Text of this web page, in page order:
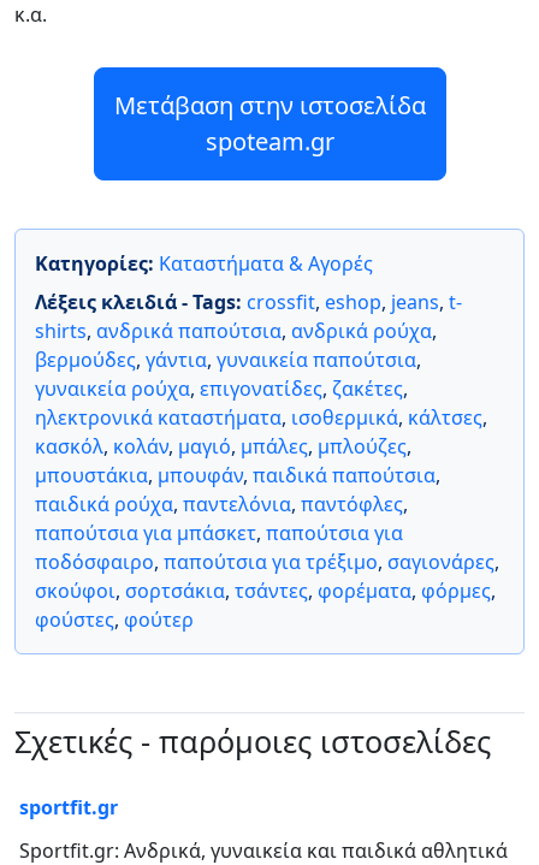
κ.α.
Μετάβαση στην ιστοσελίδα
spoteam.gr
Κατηγορίες: Καταστήματα & Αγορές
Λέξεις κλειδιά - Tags: crossfit, eshop, jeans, t-
shirts, ανδρικά παπούτσια, ανδρικά ρούχα,
βερμούδες, γάντια, γυναικεία παπούτσια,
γυναικεία ρούχα, επιγονατίδες, ζακέτες,
ηλεκτρονικά καταστήματα, ισοθερμικά, κάλτσες,
κασκόλ, κολάν, μαγιό, μπάλες, μπλούζες,
μπουστάκια, μπουφάν, παιδικά παπούτσια,
παιδικά ρούχα, παντελόνια, παντόφλες,
παπούτσια για μπάσκετ, παπούτσια για
ποδόσφαιρο, παπούτσια για τρέξιμο, σαγιονάρες,
σκούφοι, σορτσάκια, τσάντες, φορέματα, φόρμες,
φούστες, φούτερ
Σχετικές - παρόμοιες ιστοσελίδες
sportfit.gr
Sportfit.gr: Ανδρικά, γυναικεία και παιδικά αθλητικά